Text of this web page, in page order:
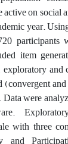
on social
year.
participants
item
(convergent
were
with three